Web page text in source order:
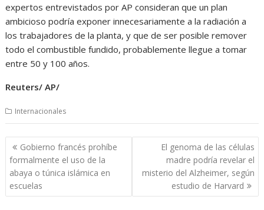
expertos entrevistados por AP consideran que un plan
ambicioso podría exponer innecesariamente a la radiación a
los trabajadores de la planta, y que de ser posible remover
todo el combustible fundido, probablemente llegue a tomar
entre 50 y 100 años.
Reuters/ AP/
Internacionales
Navegación
de
entradas
Gobierno francés prohíbe
formalmente el uso de la
abaya o túnica islámica en
escuelas
El genoma de las células
madre podría revelar el
misterio del Alzheimer, según
estudio de Harvard